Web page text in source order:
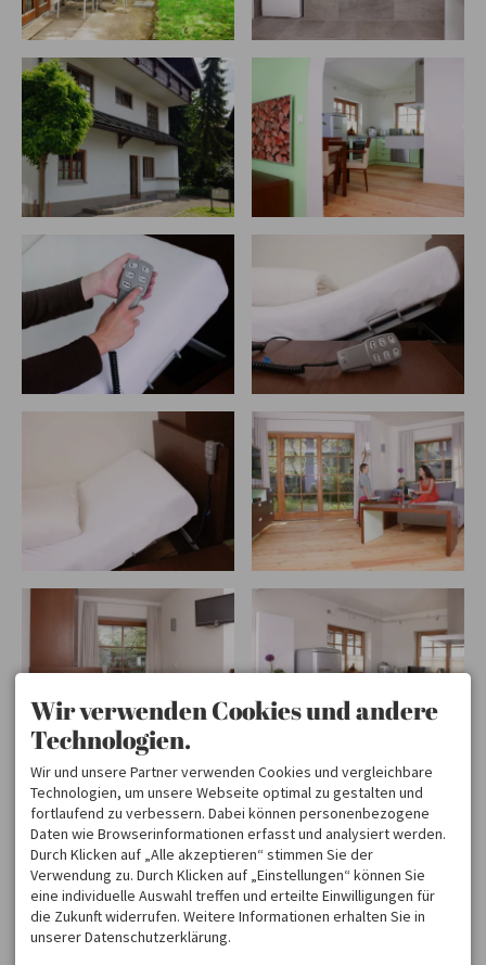
Wir verwenden Cookies und andere
Technologien.
Wir und unsere Partner verwenden Cookies und vergleichbare
Technologien, um unsere Webseite optimal zu gestalten und
fortlaufend zu verbessern. Dabei können personenbezogene
Daten wie Browserinformationen erfasst und analysiert werden.
Durch Klicken auf „Alle akzeptieren“ stimmen Sie der
Verwendung zu. Durch Klicken auf „Einstellungen“ können Sie
eine individuelle Auswahl treffen und erteilte Einwilligungen für
die Zukunft widerrufen. Weitere Informationen erhalten Sie in
unserer Datenschutzerklärung.